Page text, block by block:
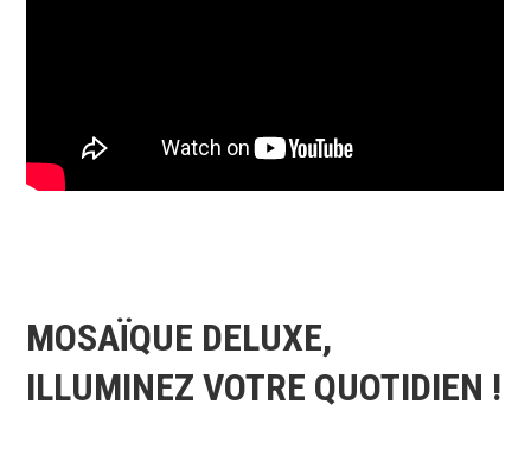
MOSAÏQUE DELUXE,
ILLUMINEZ VOTRE QUOTIDIEN !